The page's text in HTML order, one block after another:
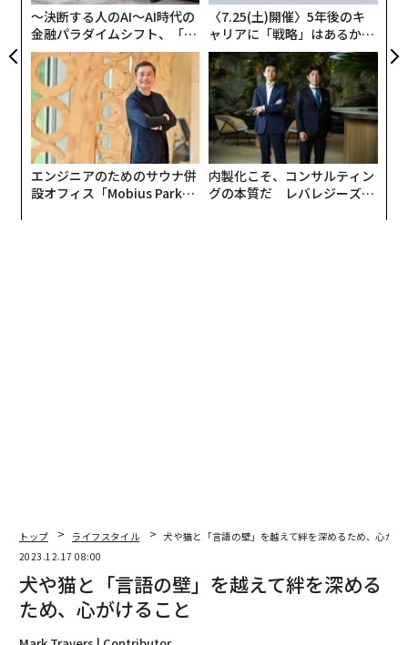
〜決断する人のAI〜AI時代の
金融パラダイムシフト、「超
個別化」の核心 【MUFG×ウ
ェルスナビ×PwC】
〈7.25(土)開催〉5年後のキ
ャリアに「戦略」はあるか。
トップエグゼクティブのキャ
リアに触れる1日│CAREER S
UMMIT 2026
エンジニアのためのサウナ併
設オフィス「Mobius Park」
内製化こそ、コンサルティン
グの本質だ レバレジーズが
トップ ライフスタイル
犬や猫と「言語の壁」を越えて絆を深めるため、心がけ
2023.12.17 08:00
犬や猫と「言語の壁」を越えて絆を深める
ため、心がけること